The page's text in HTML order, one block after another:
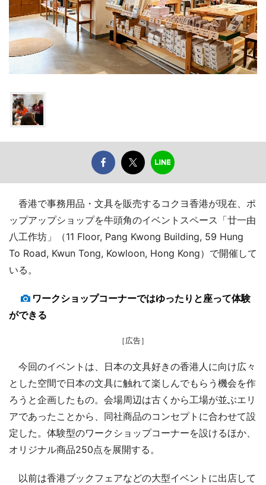
香港で事務用品・文具を販売するコクヨ香港が現在、ポ
ップアップショップを牛頭角のイベントスペース「廿一由
八工作坊」（11 Floor, Pang Kwong Building, 59 Hung
To Road, Kwun Tong, Kowloon, Hong Kong）で開催して
いる。
ワークショップコーナーではゆったりと座って体験
ができる
［広告］
今回のイベントは、日本の文具好きの香港人に向け広々
とした空間で日本の文具に触れて楽しんでもらう機会を作
ろうと企画したもの。会場周辺は古くから工場が並ぶエリ
アであったことから、同社商品のコンセプトに合わせて設
定した。体験型のワークショップコーナーを設けるほか、
オリジナル商品250点を展開する。
以前は香港ブックフェアなどの大型イベントに出店して